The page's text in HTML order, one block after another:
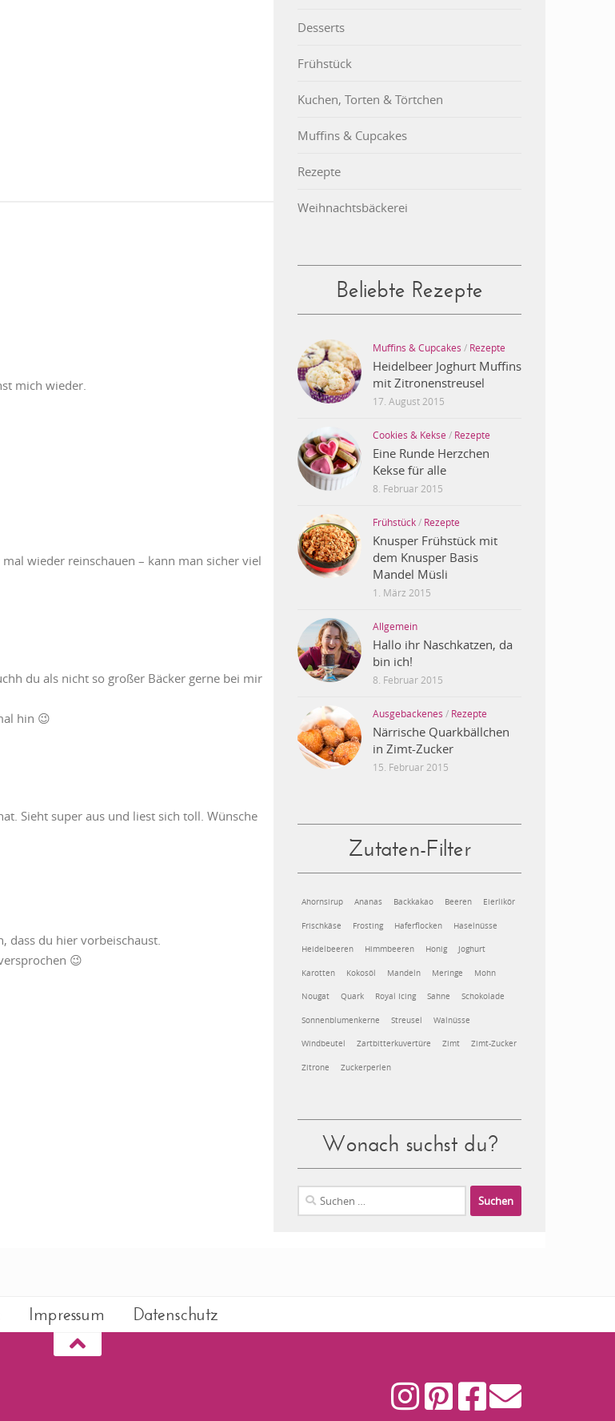
mich wieder.
wieder reinschauen – kann man sicher viel
du als nicht so großer Bäcker gerne bei mir
hin 😉
Sieht super aus und liest sich toll. Wünsche
dass du hier vorbeischaust.
😉
Desserts
Frühstück
Kuchen, Torten & Törtchen
Muffins & Cupcakes
Rezepte
Weihnachtsbäckerei
Beliebte Rezepte
Muffins & Cupcakes / Rezepte
Heidelbeer Joghurt Muffins
mit Zitronenstreusel
17. August 2015
Cookies & Kekse / Rezepte
Eine Runde Herzchen
Kekse für alle
8. Februar 2015
Frühstück/ Rezepte
Knusper Frühstück mit
dem Knusper Basis
Mandel Müsli
1. März 2015
Allgemein
Hallo ihr Naschkatzen, da
bin ich!
8. Februar 2015
Ausgebackenes / Rezepte
Närrische Quarkbällchen
in Zimt-Zucker
15. Februar 2015
Zutaten-Filter
Ahornsirup Ananas Backkakao Beeren Eierlikör
Frischkäse Frosting Haferflocken Haselnüsse
Heidelbeeren Himmbeeren Honig Joghurt
Karotten Kokosöl Mandeln Meringe Mohn
Nougat Quark Royal Icing Sahne Schokolade
Sonnenblumenkerne Streusel Walnüsse
Windbeutel Zartbitterkuvertüre Zimt Zimt-Zucker
Zitrone Zuckerperlen
Wonach suchst du?
Suchen
nach:
Impressum Datenschutz